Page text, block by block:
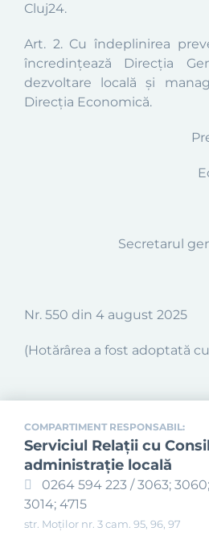
Cluj24.
Art. 2.Cu îndeplinirea
încredințează Direcția
dezvoltare locală și
Direcția Economică.
Secretarul
Nr. 550 din 4 august 2025
(Hotărârea a fost adoptată
COMPARTIMENT RESPONSABIL:
Serviciul Relaţii cu
administraţie locală
0264 594 223 / 3063;
3014; 4715
str. Moților nr. 3 cam. 95, 96, 97